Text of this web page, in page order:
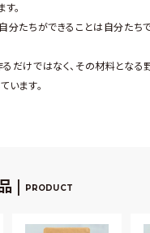
。
分たちができることは自分たち
だけではなく、その材料となる
います。
| PRODUCT